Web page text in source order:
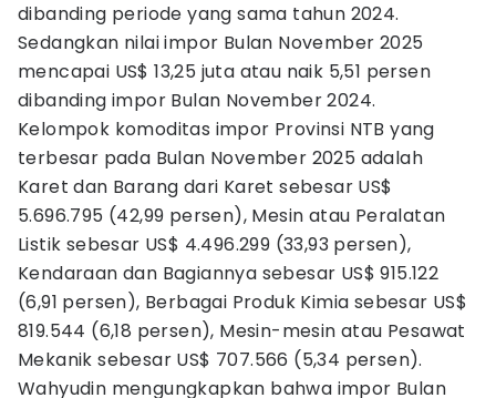
dibanding periode yang sama tahun 2024.
Sedangkan nilai impor Bulan November 2025
mencapai US$ 13,25 juta atau naik 5,51 persen
dibanding impor Bulan November 2024.
Kelompok komoditas impor Provinsi NTB yang
terbesar pada Bulan November 2025 adalah
Karet dan Barang dari Karet sebesar US$
5.696.795 (42,99 persen), Mesin atau Peralatan
Listik sebesar US$ 4.496.299 (33,93 persen),
Kendaraan dan Bagiannya sebesar US$ 915.122
(6,91 persen), Berbagai Produk Kimia sebesar US$
819.544 (6,18 persen), Mesin-mesin atau Pesawat
Mekanik sebesar US$ 707.566 (5,34 persen).
Wahyudin mengungkapkan bahwa impor Bulan